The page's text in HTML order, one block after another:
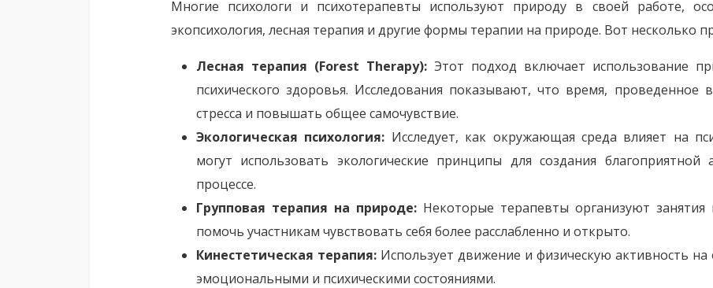
Многие психологи и психотерапевты используют природу в своей работе,
экопсихология, лесная терапия и другие формы терапии на природе. Вот несколько
Лесная терапия (Forest Therapy): Этот подход включает использование
психического здоровья. Исследования показывают, что время, проведенное
стресса и повышать общее самочувствие.
Экологическая психология: Исследует, как окружающая среда влияет на
могут использовать экологические принципы для создания
процессе.
Групповая терапия на природе: Некоторые терапевты организуют
помочь участникам чувствовать себя более расслабленно и открыто.
Кинестетическая терапия: Использует движение и физическую активность
эмоциональными и психическими состояниями.